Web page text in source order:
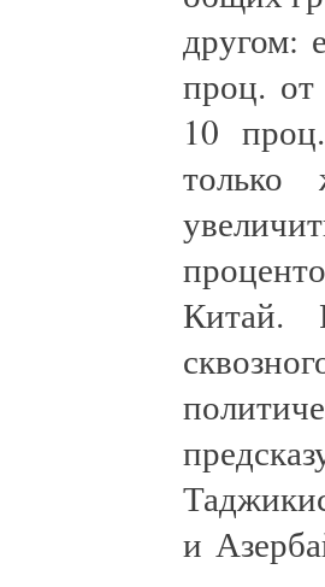
другом:
проц.
10
только
Китай.
и